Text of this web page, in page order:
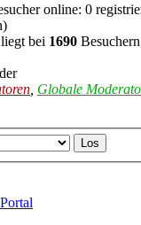
online: 0
bei 1690
Globale